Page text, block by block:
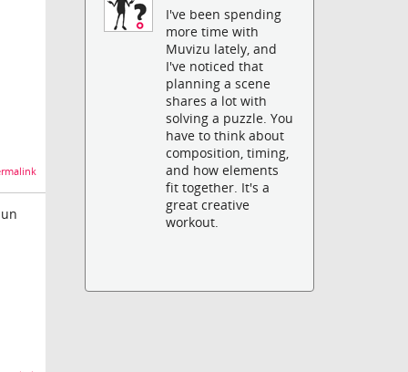
I've been spending
more time with
Muvizu lately, and
I've noticed that
planning a scene
shares a lot with
solving a puzzle. You
have to think about
composition, timing,
and how elements
fit together. It's a
great creative
workout.